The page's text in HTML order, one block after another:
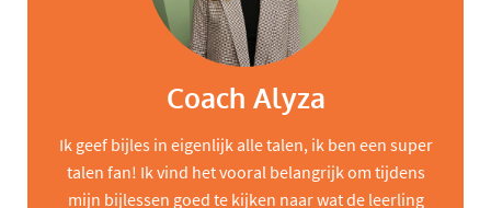
Coach Alyza
Ik geef bijles in eigenlijk alle talen, ik ben een super
talen fan! Ik vind het vooral belangrijk om tijdens
mijn bijlessen goed te kijken naar wat de leerling